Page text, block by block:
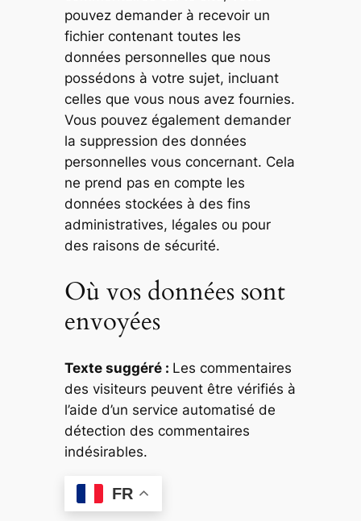
pouvez demander à recevoir un
fichier contenant toutes les
données personnelles que nous
possédons à votre sujet, incluant
celles que vous nous avez fournies.
Vous pouvez également demander
la suppression des données
personnelles vous concernant. Cela
ne prend pas en compte les
données stockées à des fins
administratives, légales ou pour
des raisons de sécurité.
Où vos données sont
envoyées
Texte suggéré : Les commentaires
des visiteurs peuvent être vérifiés à
l’aide d’un service automatisé de
détection des commentaires
indésirables.
FR